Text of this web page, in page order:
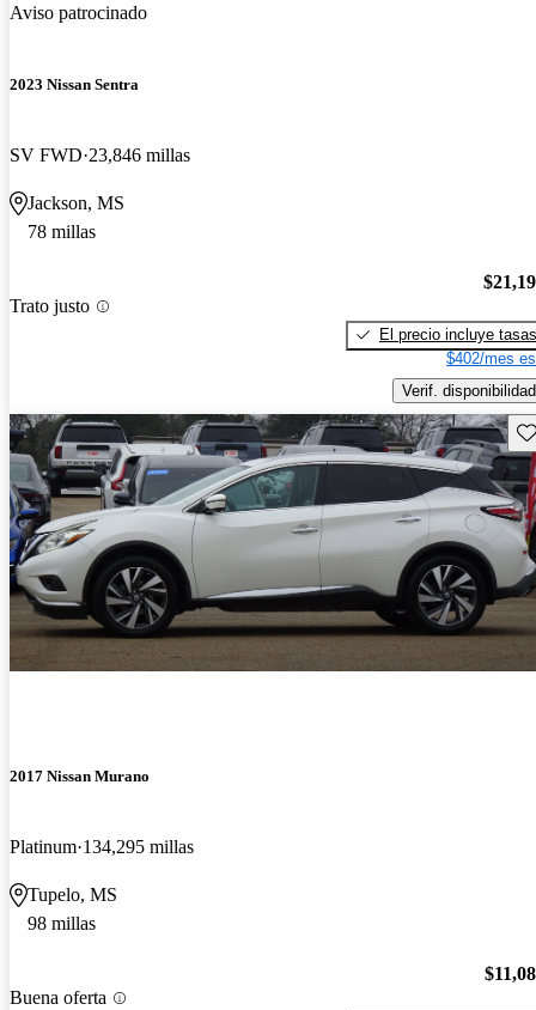
Aviso patrocinado
2023 Nissan Sentra
SV FWD 23,846 millas
Jackson, MS
78 millas
Trato justo
El precio incluye tasas
$402/mes
Verif. disponibilidad
2017 Nissan Murano
Platinum 134,295 millas
Tupelo, MS
98 millas
Buena oferta